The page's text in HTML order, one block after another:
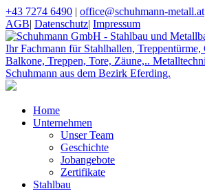
+43 7274 6490 | office@schuhmann-metall.at
AGB| Datenschutz| Impressum
Home
Unternehmen
Unser Team
Geschichte
Jobangebote
Zertifikate
Stahlbau